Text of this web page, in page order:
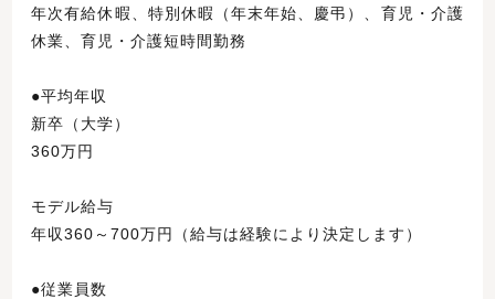
年次有給休暇、特別休暇（年末年始、慶弔）、育児・介護
休業、育児・介護短時間勤務
●平均年収
新卒（大学）
360万円
モデル給与
年収360～700万円（給与は経験により決定します）
●従業員数